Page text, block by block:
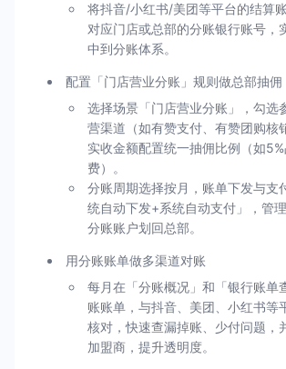
将抖音/小红书/美团等平台的结算
对应门店或总部的分账银行账号，
中到分账体系。
配置「门店营业分账」规则做总部抽佣
选择场景「门店营业分账」，勾选
营渠道（如有赞支付、有赞团购核
实收金额配置统一抽佣比例（如
费）。
分账周期选择按月，账单下发与支
统自动下发+系统自动支付」，管
分账账户划回总部。
用分账账单做多渠道对账
每月在「分账概况」和「银行账单
账账单，与抖音、美团、小红书等
核对，快速查漏掉账、少付问题，
加盟商，提升透明度。